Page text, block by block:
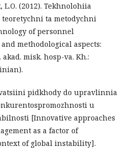
(2012). Tekhnolohiia
ta metodychni
of personnel
methodological aspects:
misk. hosp-va. Kh.:
pidkhody do upravlinnia
u
[Innovative approaches
as a factor of
of global instability].